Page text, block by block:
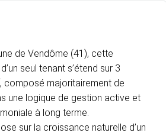
de Vendôme (41), cette
seul tenant s’étend sur 3
composé majoritairement de
une logique de gestion active et
à long terme.
sur la croissance naturelle d’un